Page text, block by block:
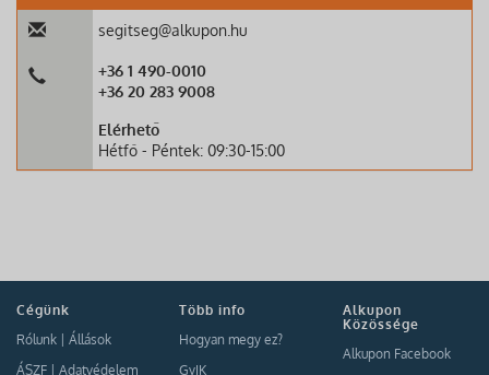
segitseg@alkupon.hu
+36 1 490-0010
+36 20 283 9008
Elérhető
Hétfő - Péntek: 09:30-15:00
Cégünk
Rólunk
Állások
ÁSZF
Adatvédelem
Több info
Hogyan megy ez?
GyIK
Alkupon
Közössége
Alkupon Facebook